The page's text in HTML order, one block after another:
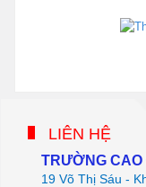
LIÊN HỆ
TRƯỜNG CAO
19 Võ Thị Sáu -